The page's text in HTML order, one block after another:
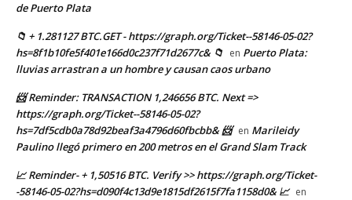
de Puerto Plata
📁 + 1.281127 BTC.GET - https://graph.org/Ticket--58146-05-02?
hs=8f1b10fe5f401e166d0c237f71d2677c& 📁 en Puerto Plata:
lluvias arrastran a un hombre y causan caos urbano
📨 Reminder: TRANSACTION 1,246656 BTC. Next =>
https://graph.org/Ticket--58146-05-02?
hs=7df5cdb0a78d92beaf3a4796d60fbcbb& 📨 en Marileidy
Paulino llegó primero en 200 metros en el Grand Slam Track
📈 Reminder- + 1,50516 BTC. Verify >> https://graph.org/Ticket-
-58146-05-02?hs=d090f4c13d9e1815df2615f7fa1158d0& 📈 en